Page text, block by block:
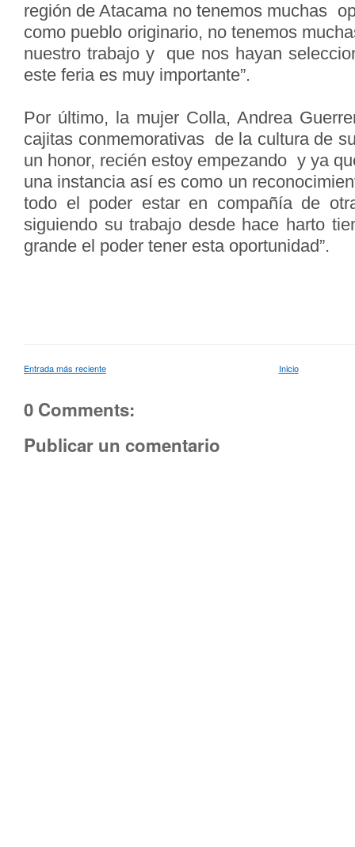
región de Atacama no tenemos muchas
como pueblo originario, no tenemos
nuestro trabajo y que nos hayan
este feria es muy importante”.
Por último, la mujer Colla, Andrea
cajitas conmemorativas de la cultura de
un honor, recién estoy empezando y ya
una instancia así es como un
todo el poder estar en compañía de
siguiendo su trabajo desde hace harto
grande el poder tener esta oportunidad”.
Entrada más reciente Inicio
0 Comments:
Publicar un comentario